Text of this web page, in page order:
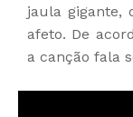
jaula gigante,
afeto. De
a canção fala